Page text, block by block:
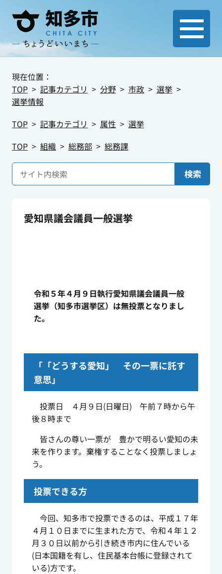
現在位置：
TOP
記事カテゴリ 分野 市政
選挙
選挙情報
TOP
記事カテゴリ 属性
選挙
TOP
組織 総務部 総務課
検索
愛知県議会議員一般選挙
令和５年４月９日執行愛知県議会議員一般
選挙（知多市選挙区）は無投票となりまし
た。
「「どうする愛知」 その一票に託す
意思」
投票日 ４月９日(日曜日) 午前７時から午
後８時まで
皆さんの尊い一票が 豊かで明るい愛知の未
来を作ります。棄権することなく投票しましょ
う。
投票できる方
今回、知多市で投票できるのは、平成１７年
４月１０日までに生まれた方で、令和４年１２
月３０日以前から引き続き市内に住んでいる
(日本国籍を有し、住民基本台帳に登録されて
いる)方です。